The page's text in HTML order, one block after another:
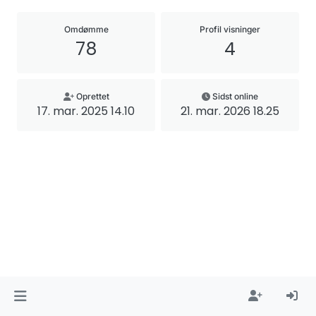
Omdømme
78
Profil visninger
4
Oprettet
17. mar. 2025 14.10
Sidst online
21. mar. 2026 18.25